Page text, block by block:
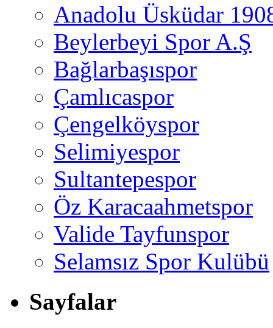
Anadolu Üsküdar
Beylerbeyi Spor A.Ş
Bağlarbaşıspor
Çamlıcaspor
Çengelköyspor
Selimiyespor
Sultantepespor
Öz Karacaahmetspor
Valide Tayfunspor
Selamsız Spor Kulübü
Sayfalar